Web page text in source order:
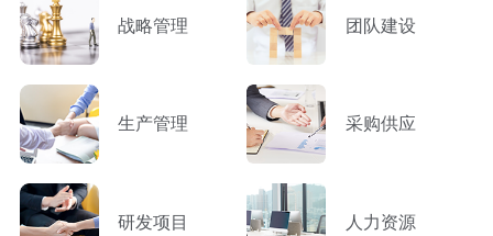
战略管理 团队建设
生产管理 采购供应
研发项目 人力资源